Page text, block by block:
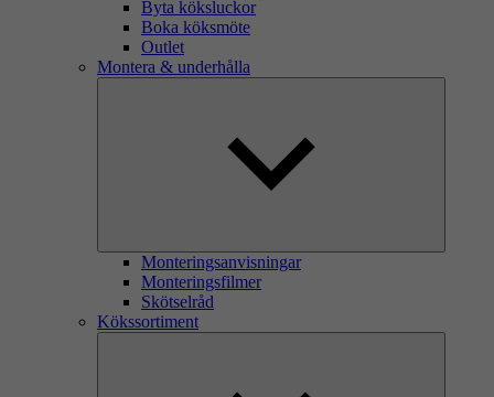
Byta köksluckor
Boka köksmöte
Outlet
Montera & underhålla
Monteringsanvisningar
Monteringsfilmer
Skötselråd
Kökssortiment